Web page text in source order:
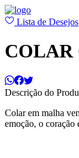
Lista de Desejos
COLAR
Descrição do
Colar em malha
emoção, o coração